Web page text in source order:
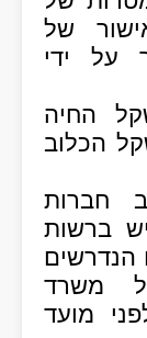
של
על ידי
החיה
הכלוב
חברות
ברשות
הנדרשים
משרד
מועד